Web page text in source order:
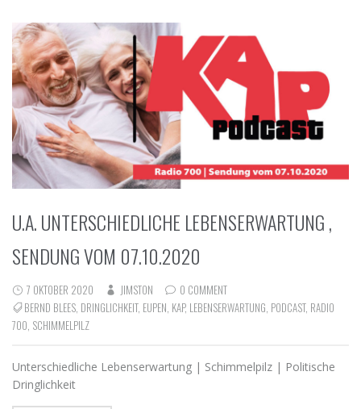
U.A. UNTERSCHIEDLICHE LEBENSERWARTUNG ,
SENDUNG VOM 07.10.2020
7 OKTOBER 2020 JIMSTON
0 COMMENT
BERND BLEES, DRINGLICHKEIT, EUPEN, KAP, LEBENSERWARTUNG, PODCAST, RADIO
700, SCHIMMELPILZ
Unterschiedliche Lebenserwartung | Schimmelpilz | Politische
Dringlichkeit